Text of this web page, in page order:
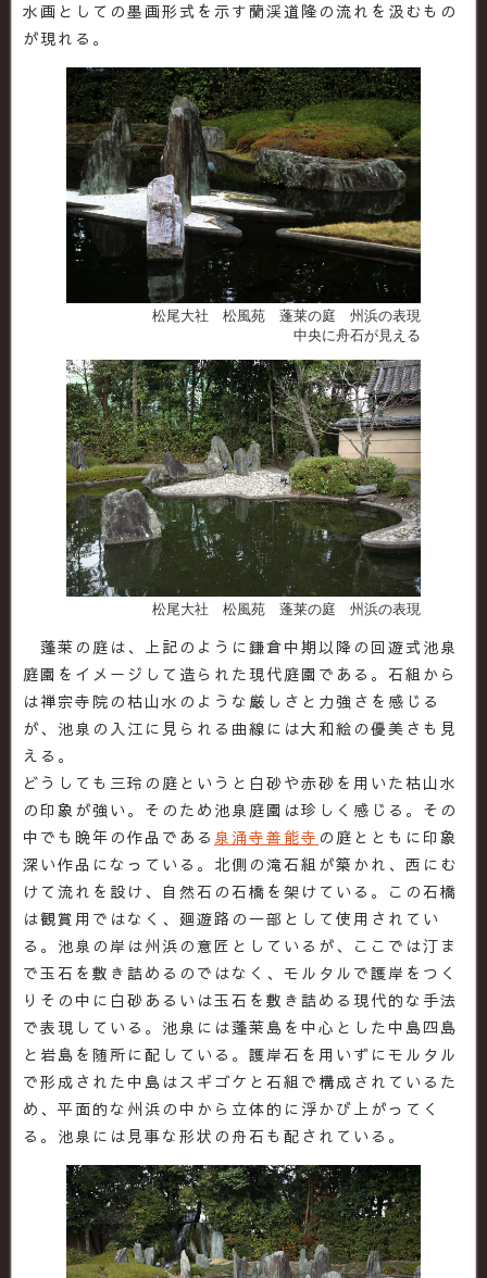
水画としての墨画形式を示す蘭渓道隆の流れを汲むもの
が現れる。
松尾大社 松風苑 蓬莱の庭 州浜の表現
中央に舟石が見える
松尾大社 松風苑 蓬莱の庭 州浜の表現
蓬莱の庭は、上記のように鎌倉中期以降の回遊式池泉
庭園をイメージして造られた現代庭園である。石組から
は禅宗寺院の枯山水のような厳しさと力強さを感じる
が、池泉の入江に見られる曲線には大和絵の優美さも見
える。
どうしても三玲の庭というと白砂や赤砂を用いた枯山水
の印象が強い。そのため池泉庭園は珍しく感じる。その
中でも晩年の作品である 泉涌寺善能寺 の庭とともに印象
深い作品になっている。北側の滝石組が築かれ、西にむ
けて流れを設け、自然石の石橋を架けている。この石橋
は観賞用ではなく、廻遊路の一部として使用されてい
る。池泉の岸は州浜の意匠としているが、ここでは汀ま
で玉石を敷き詰めるのではなく、モルタルで護岸をつく
りその中に白砂あるいは玉石を敷き詰める現代的な手法
で表現している。池泉には蓬莱島を中心とした中島四島
と岩島を随所に配している。護岸石を用いずにモルタル
で形成された中島はスギゴケと石組で構成されているた
め、平面的な州浜の中から立体的に浮かび上がってく
る。池泉には見事な形状の舟石も配されている。